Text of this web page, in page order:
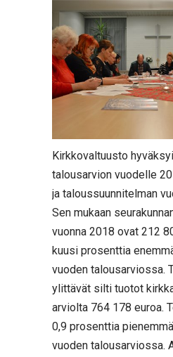
Kirkkovaltuusto
talousarvion vuodelle
ja taloussuunnitelman
Sen mukaan
vuonna 2018 ovat 212
kuusi prosenttia
vuoden talousarviossa.
ylittävät silti tuotot
arviolta 764 178 euroa.
0,9 prosenttia
vuoden talousarviossa.